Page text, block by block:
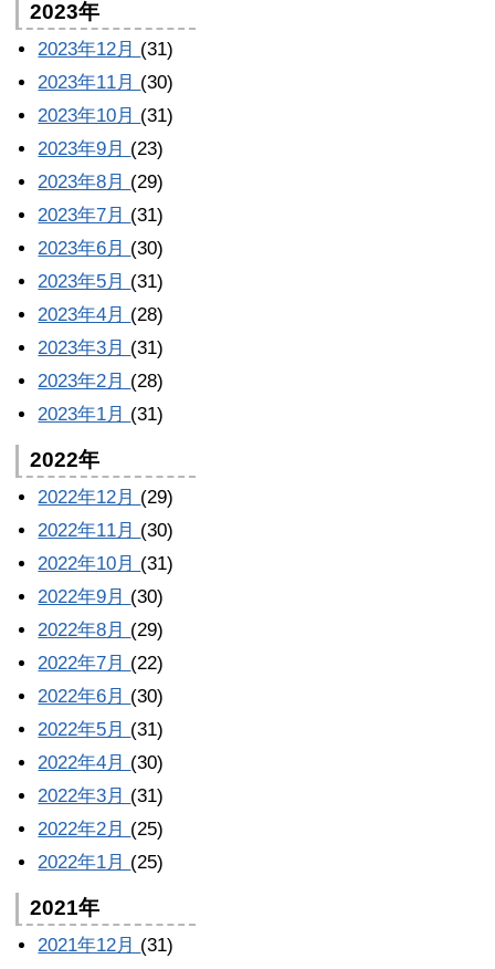
2023年
2023年12月 (31)
2023年11月 (30)
2023年10月 (31)
2023年9月 (23)
2023年8月 (29)
2023年7月 (31)
2023年6月 (30)
2023年5月 (31)
2023年4月 (28)
2023年3月 (31)
2023年2月 (28)
2023年1月 (31)
2022年
2022年12月 (29)
2022年11月 (30)
2022年10月 (31)
2022年9月 (30)
2022年8月 (29)
2022年7月 (22)
2022年6月 (30)
2022年5月 (31)
2022年4月 (30)
2022年3月 (31)
2022年2月 (25)
2022年1月 (25)
2021年
2021年12月 (31)